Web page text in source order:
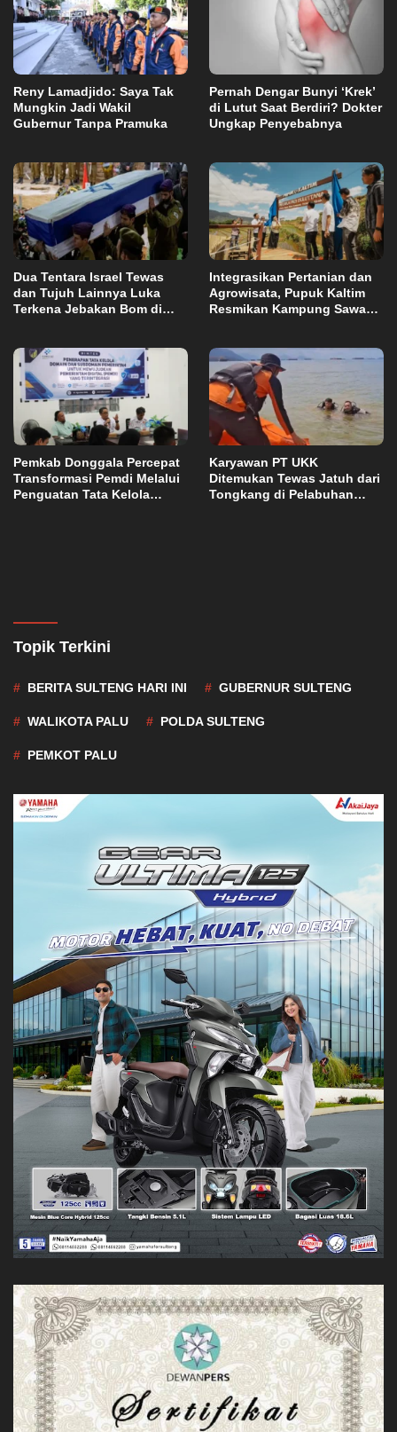
Reny Lamadjido: Saya Tak
Mungkin Jadi Wakil
Gubernur Tanpa Pramuka
Pernah Dengar Bunyi ‘Krek’
di Lutut Saat Berdiri? Dokter
Ungkap Penyebabnya
Dua Tentara Israel Tewas
dan Tujuh Lainnya Luka
Terkena Jebakan Bom di
Integrasikan Pertanian dan
Agrowisata, Pupuk Kaltim
Resmikan Kampung Sawah
Pemkab Donggala Percepat
Transformasi Pemdi Melalui
Penguatan Tata Kelola
Karyawan PT UKK
Ditemukan Tewas Jatuh dari
Tongkang di Pelabuhan
Topik Terkini
BERITA SULTENG HARI INI GUBERNUR SULTENG
WALIKOTA PALU POLDA SULTENG
PEMKOT PALU